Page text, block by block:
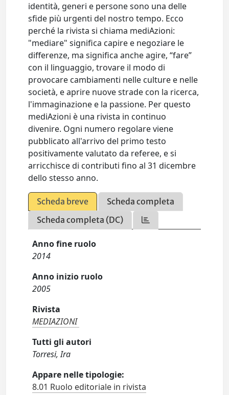
identità, generi e persone sono una delle
sfide più urgenti del nostro tempo. Ecco
perché la rivista si chiama mediAzioni:
"mediare" significa capire e negoziare le
differenze, ma significa anche agire, “fare”
con il linguaggio, trovare il modo di
provocare cambiamenti nelle culture e nelle
società, e aprire nuove strade con la ricerca,
l'immaginazione e la passione. Per questo
mediAzioni è una rivista in continuo
divenire. Ogni numero regolare viene
pubblicato all'arrivo del primo testo
positivamente valutato da referee, e si
arricchisce di contributi fino al 31 dicembre
dello stesso anno.
Scheda breve
Scheda completa
Scheda completa (DC)
Anno fine ruolo
2014
Anno inizio ruolo
2005
Rivista
MEDIAZIONI
Tutti gli autori
Torresi, Ira
Appare nelle tipologie:
8.01 Ruolo editoriale in rivista